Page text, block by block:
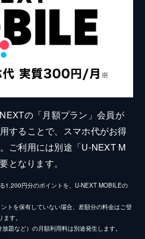
の「月額プラン」会員が
することで、スマホ代がお得
ご利用には別途「U-NEXT M
となります。
1,200円分のポイントを、U-NEXT MOBILEの
トを保有していない場合、差額分の料金はご登
す。
題など）の月額利用料は別途発生します。